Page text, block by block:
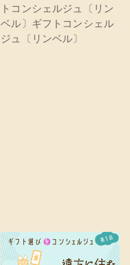
トコンシェルジュ〔リン
ベル〕ギフトコンシェル
ジュ〔リンベル〕